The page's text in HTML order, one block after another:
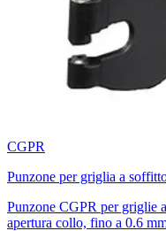
CGPR
Punzone per griglia a
Punzone CGPR per griglie
apertura collo, fino a 0.6